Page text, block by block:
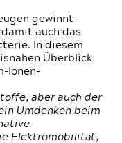
gewinnt
damit auch das
In diesem
Überblick
Ionen-
aber auch der
Umdenken beim
Elektromobilität,